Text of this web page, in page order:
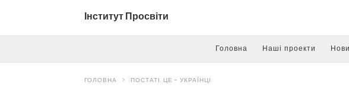
Інститут Просвіти
Головна Наші проекти
ГОЛОВНА ПОСТАТІ. ЦЕ - УКРАЇНЦІ